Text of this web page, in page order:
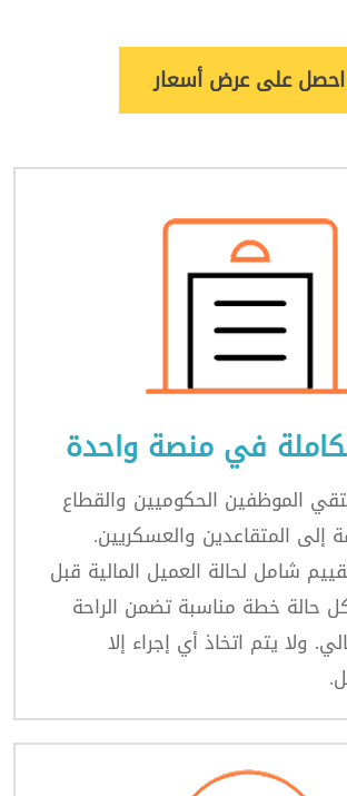
احصل على عرض أسعار
في منصة واحدة
الموظفين الحكوميين والقطاع
إلى المتقاعدين والعسكريين.
شامل لحالة العميل المالية قبل
حالة خطة مناسبة تضمن الراحة
ولا يتم اتخاذ أي إجراء إلا